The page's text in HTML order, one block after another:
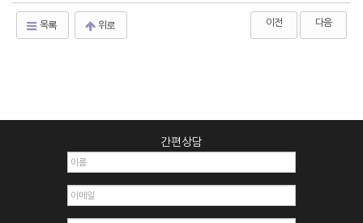
목록 위로 이전 다음
간편상담